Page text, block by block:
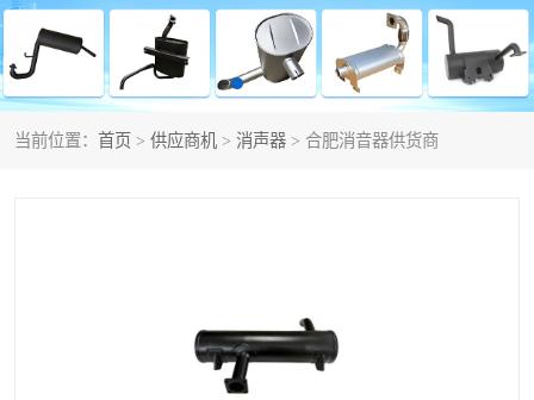
当前位置： 首页 > 供应商机 > 消声器 > 合肥消音器供货商